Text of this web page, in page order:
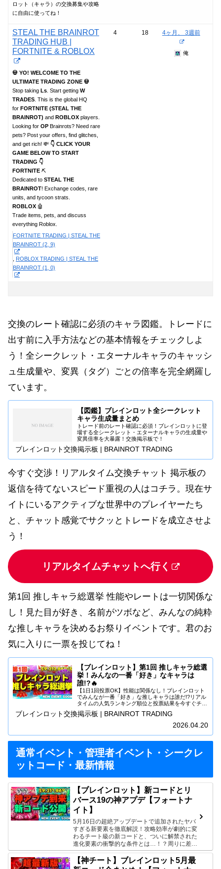
ロット（キャラ）の交換募集や攻略
に自由に使ってね！
STEAL THE BRAINROT
TRADING HUB |
FORTNITE & ROBLOX
💀 YO! WELCOME TO THE
ULTIMATE TRADING ZONE 💀
Stop taking Ls . Start getting W
TRADES . This is the global HQ
for FORTNITE (STEAL THE
BRAINROT) and ROBLOX players.
Looking for OP Brainrots? Need rare
pets? Post your offers, find glitches,
and get rich! 💸 👇 CLICK YOUR
GAME BELOW TO START
TRADING 👇
FORTNITE ⛏️
Dedicated to STEAL THE
BRAINROT! Exchange codes, rare
units, and tycoon strats.
ROBLOX 🤖
Trade items, pets, and discuss
everything Roblox.
FORTNITE TRADING | STEAL THE
BRAINROT (2, 9)
ROBLOX TRADING | STEAL THE
BRAINROT (1, 0)
4 18 4ヶ月、 3週前
俺
交換のレート確認に必須のキャラ図鑑。トレードに
出す前に入手方法などの基本情報をチェックしよ
う！全シークレット・エターナルキャラのキャッシ
ュ生成量や、変異（タグ）ごとの倍率を完全網羅し
ています。
【図鑑】ブレインロット全シークレット
キャラ生成量まとめ
トレード前のレート確認に必須！ブレインロットに登
場する全シークレット・エターナルキャラの生成量や
変異倍率を大暴露！交換掲示板で！
ブレインロット交換掲示板 | BRAINROT TRADING
今すぐ交渉！リアルタイム交換チャット 掲示板の
返信を待てないスピード重視の人はコチラ。現在サ
イトにいるアクティブな世界中のプレイヤーたち
と、チャット感覚でサクッとトレードを成立させよ
う！
リアルタイムチャットへ行く
第1回 推しキャラ総選挙 性能やレートは一切関係な
し！見た目が好き、名前がツボなど、みんなの純粋
な推しキャラを決めるお祭りイベントです。君のお
気に入りに一票を投じてね！
【ブレインロット】第1回 推しキャラ総選
挙！みんなの一番「好き」なキャラは
誰!?🔥
【1日1回投票OK】性能は関係なし！ブレインロット
でみんなが一番「好き」な推しキャラは誰だ!?リアル
タイムの人気ランキング順位と投票結果を今すぐチェ
ック！欲しいキャラは交換掲示板でゲットしよう！
ブレインロット交換掲示板 | BRAINROT TRADING
2026.04.20
通常イベント・管理者イベント・シークレ
ットコード・最新情報
【ブレインロット】新コードとリ
バース19の神アプデ【フォートナ
イト】
5月16日の超絶アップデートで追加されたヤバ
すぎる新要素を徹底解説！攻略効率が劇的に変
わるチート級の新コードと、ついに解禁された
進化要素の衝撃的な条件とは…！？周りに差を
つけたい人は必見です！
【神チート】ブレインロット5月最